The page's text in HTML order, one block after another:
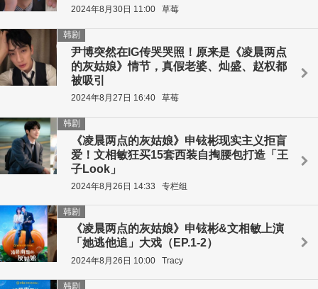
2024年8月30日 11:00 草莓
尹博突然在IG传哭哭照！原来是《凌晨两点
的灰姑娘》情节，真假老婆、灿盛、赵权都
被吸引
韩剧
2024年8月27日 16:40 草莓
《凌晨两点的灰姑娘》申铉彬现实主义拒盲
爱！文相敏狂买15套西装自掏腰包打造「王
子Look」
韩剧
2024年8月26日 14:33 专栏组
《凌晨两点的灰姑娘》申铉彬&文相敏上演
「她逃他追」大戏（EP.1-2）
韩剧
2024年8月26日 10:00 Tracy
韩剧